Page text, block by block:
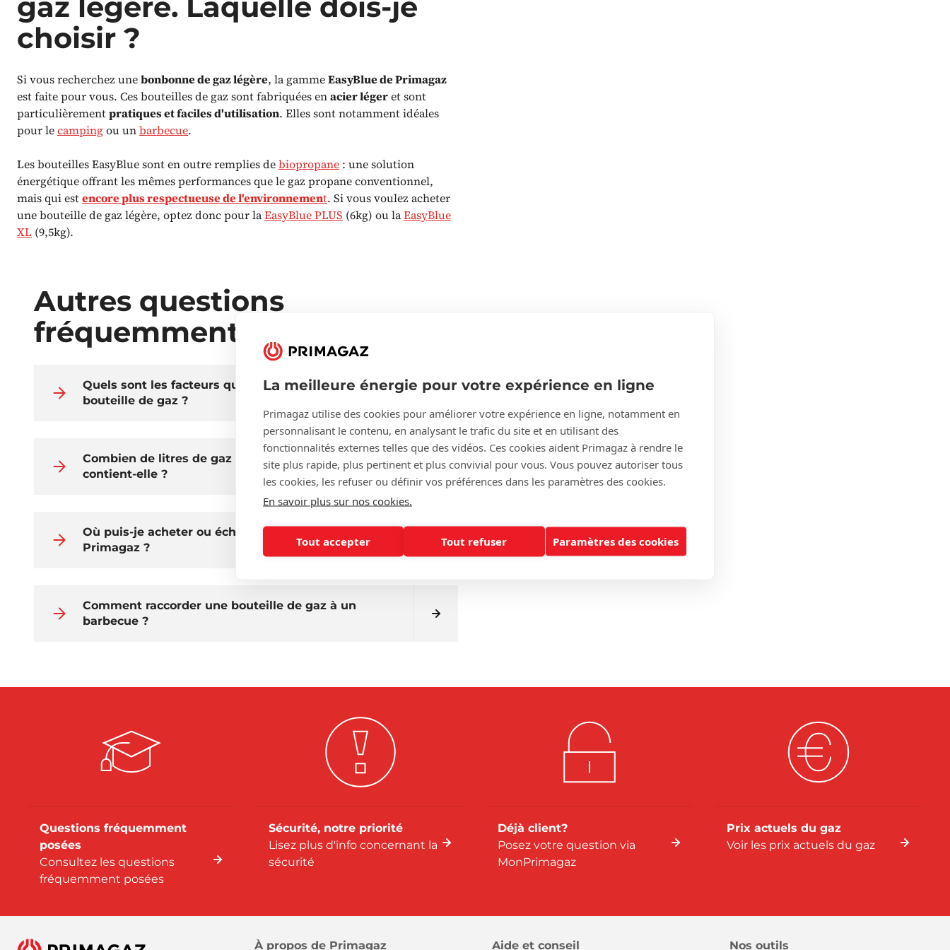
La meilleure énergie pour votre expérience en ligne
Primagaz utilise des cookies pour améliorer votre expérience en ligne, notamment en
personnalisant le contenu, en analysant le trafic du site et en utilisant des
fonctionnalités externes telles que des vidéos. Ces cookies aident Primagaz à rendre le
site plus rapide, plus pertinent et plus convivial pour vous. Vous pouvez autoriser tous
les cookies, les refuser ou définir vos préférences dans les paramètres des cookies.
En savoir plus sur nos cookies.
Tout accepter Tout refuser Paramètres des cookies
choisir ?
Si vous recherchez unebonbonne de gaz légère, la gammeEasyBlue de Primagaz
est faite pour vous. Ces bouteilles de gaz sont fabriquées enacier légeret sont
particulièrementpratiques et faciles d'utilisation. Elles sont notamment idéales
pour lecampingou unbarbecue.
Les bouteilles EasyBlue sont en outre remplies debiopropane : une solution
énergétique offrant les mêmes performances que le gaz propane conventionnel,
mais qui estencore plus respectueuse de l'environnement. Si vous voulez acheter
une bouteille de gaz légère, optez donc pour laEasyBlue PLUS (6kg) ou laEasyBlue
XL (9,5kg).
Autres questions
fréquemment posées
Quels sont les facteurs qui déterminent le prix d’une
bouteille de gaz ?
Combien de litres de gaz une bouteille de gaz
contient-elle ?
Où puis-je acheter ou échanger des bouteilles de gaz
Primagaz ?
Comment raccorder une bouteille de gaz à un
barbecue ?
Questions fréquemment
posées
Consultez les questions
fréquemment posées
Sécurité, notre priorité
Lisez plus d'info concernant la
sécurité
Déjà client?
Posez votre question via
MonPrimagaz
Prix actuels du gaz
Voir les prix actuels du gaz
À propos de Primagaz Aide et conseil Nos outils